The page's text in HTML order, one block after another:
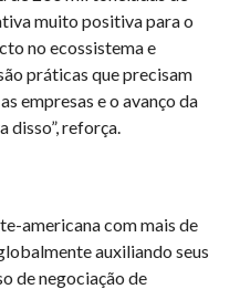
muito positiva para o
no ecossistema e
práticas que precisam
empresas e o avanço da
disso”, reforça.
americana com mais de
auxiliando seus
de negociação de